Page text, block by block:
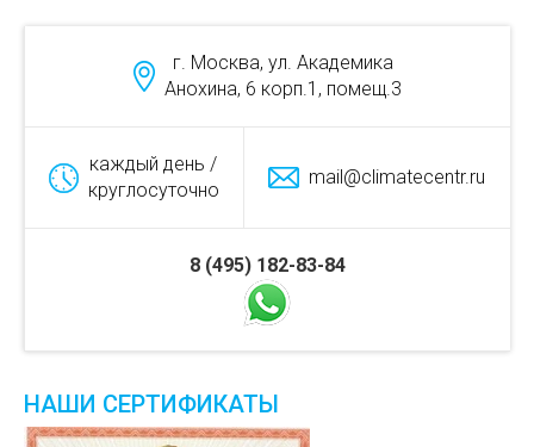
НАШИ СЕРТИФИКАТЫ
г. Москва, ул. Академика
Анохина, 6 корп.1, помещ.3
каждый день /
круглосуточно
mail@climatecentr.ru
8 (495) 182-83-84